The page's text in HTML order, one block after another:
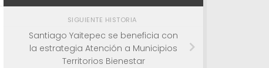
SIGUIENTE HISTORIA
Santiago Yaitepec se beneficia con
la estrategia Atención a Municipios
Territorios Bienestar